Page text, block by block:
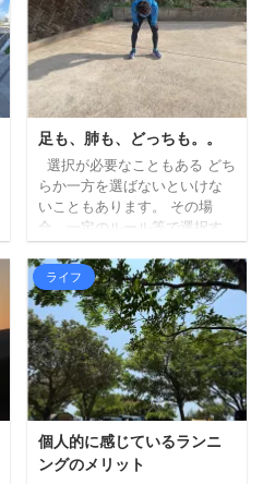
す」が中途半端だったため
に、暑さはどうにもなりませ
んでした。。 ちょっと前にベ
ストタイプのジャケットを新
調したので、それも試してみ
ましたが、個人の感想としま
しては、「幾分マシではある
ものの暑いもんは暑い！」と
いう結果となりました。 エン
ジンの排熱と日差しで、暑さ
（熱さ）が上からも下からも
なので。 山間部は涼しく ...
足も、肺も、どっちも。。
選択が必要なこともある どち
らか一方を選ばないといけな
いこともあります。 その場
合、一定のルール等で選択す
りますが、どっちが楽しいか
（宇宙兄弟より）など、自分
の心が動く方でいいのかもし
れません。 どちらかではな
く、できるならどっちも た
だ、できること・モノであれ
ば、どちらかではなく、どち
らもやってみるのがいいなと
考えています。 あれもこれも
何でも、というのとは違いま
すが、どちらも試してみない
ライフ
個人的に感じているランニ
ングのメリット